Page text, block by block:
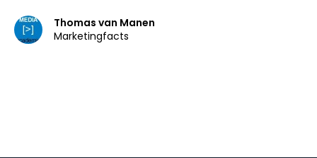
Thomas van Manen
Marketingfacts